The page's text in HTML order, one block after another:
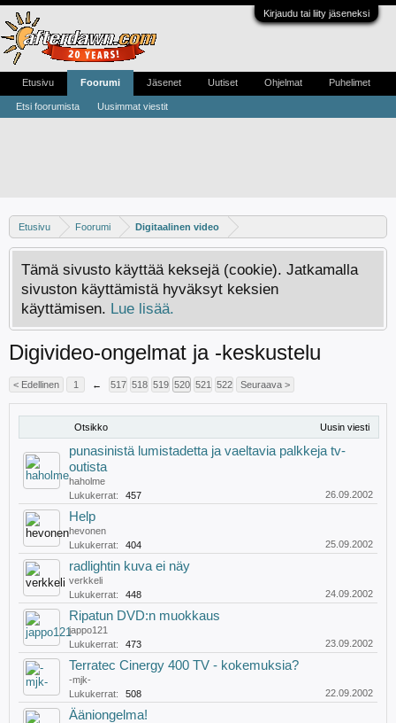
Kirjaudu tai liity jäseneksi
Etusivu Foorumi Digitaalinen video
Tämä sivusto käyttää keksejä (cookie). Jatkamalla
sivuston käyttämistä hyväksyt keksien
käyttämisen. Lue lisää.
Digivideo-ongelmat ja -keskustelu
< Edellinen 1 ← 517 518 519 520 521 522 Seuraava >
Otsikko Uusin viesti
punasinistä lumistadetta ja vaeltavia palkkeja tv-
outista
haholme
Lukukerrat:
457 26.09.2002
Help
hevonen
Lukukerrat:
404 25.09.2002
radlightin kuva ei näy
verkkeli
Lukukerrat:
448 24.09.2002
Ripatun DVD:n muokkaus
jappo121
Lukukerrat:
473 23.09.2002
Terratec Cinergy 400 TV - kokemuksia?
-mjk-
Lukukerrat:
508 22.09.2002
Ääniongelma!
Etusivu Foorumi
Etsi foorumista Uusimmat viestit
Jäsenet Uutiset Ohjelmat Puhelimet